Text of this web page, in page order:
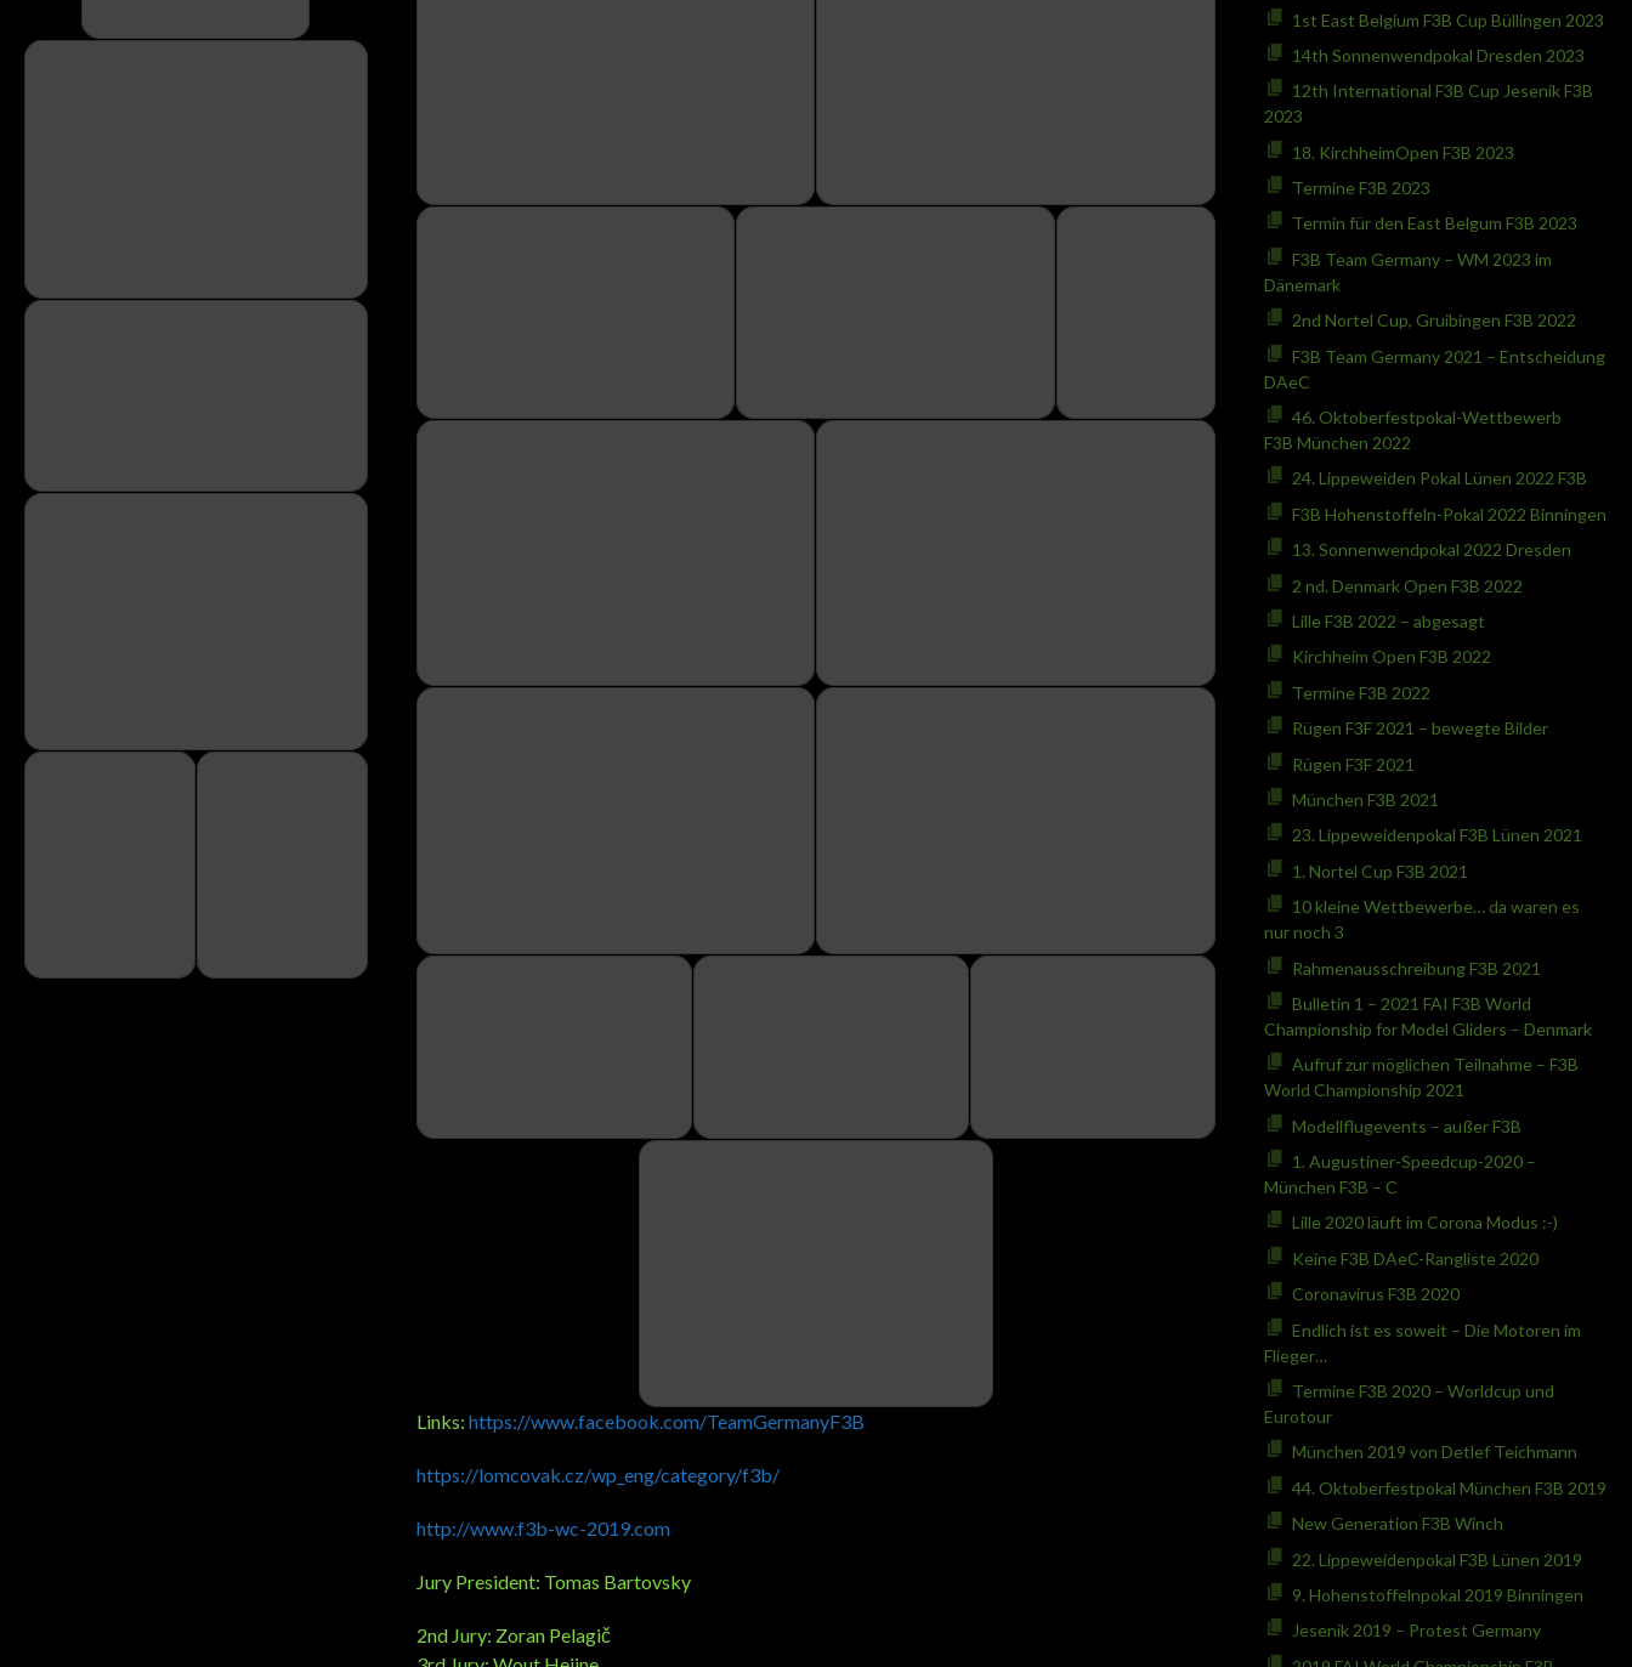
Links: https://www.facebook.com/TeamGermanyF3B
https://lomcovak.cz/wp_eng/category/f3b/
http://www.f3b-wc-2019.com
Jury President: Tomas Bartovsky
2nd Jury: Zoran Pelagič
1st East Belgium F3B Cup Büllingen 2023
14th Sonnenwendpokal Dresden 2023
12th International F3B Cup Jesenik F3B
2023
18. KirchheimOpen F3B 2023
Termine F3B 2023
Termin für den East Belgum F3B 2023
F3B Team Germany – WM 2023 im
Dänemark
2nd Nortel Cup, Gruibingen F3B 2022
F3B Team Germany 2021 – Entscheidung
DAeC
46. Oktoberfestpokal-Wettbewerb
F3B München 2022
24. Lippeweiden Pokal Lünen 2022 F3B
F3B Hohenstoffeln-Pokal 2022 Binningen
13. Sonnenwendpokal 2022 Dresden
2 nd. Denmark Open F3B 2022
Lille F3B 2022 – abgesagt
Kirchheim Open F3B 2022
Termine F3B 2022
Rügen F3F 2021 – bewegte Bilder
Rügen F3F 2021
München F3B 2021
23. Lippeweidenpokal F3B Lünen 2021
1. Nortel Cup F3B 2021
10 kleine Wettbewerbe… da waren es
nur noch 3
Rahmenausschreibung F3B 2021
Bulletin 1 – 2021 FAI F3B World
Championship for Model Gliders – Denmark
Aufruf zur möglichen Teilnahme – F3B
World Championship 2021
Modellflugevents – außer F3B
1. Augustiner-Speedcup-2020 –
München F3B – C
Lille 2020 läuft im Corona Modus :-)
Keine F3B DAeC-Rangliste 2020
Coronavirus F3B 2020
Endlich ist es soweit – Die Motoren im
Flieger…
Termine F3B 2020 – Worldcup und
Eurotour
München 2019 von Detlef Teichmann
44. Oktoberfestpokal München F3B 2019
New Generation F3B Winch
22. Lippeweidenpokal F3B Lünen 2019
9. Hohenstoffelnpokal 2019 Binningen
Jesenik 2019 – Protest Germany